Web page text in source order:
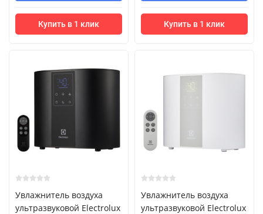
Купить в 1 клик Купить в 1 клик
Увлажнитель воздуха
ультразвуковой Electrolux
Увлажнитель воздуха
ультразвуковой Electrolux